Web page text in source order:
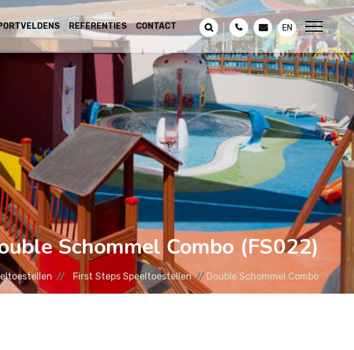
REFERENTIES CONTACT EN
Schommel Combo (FS022)
First Steps Speeltoestellen Double Schommel Combo